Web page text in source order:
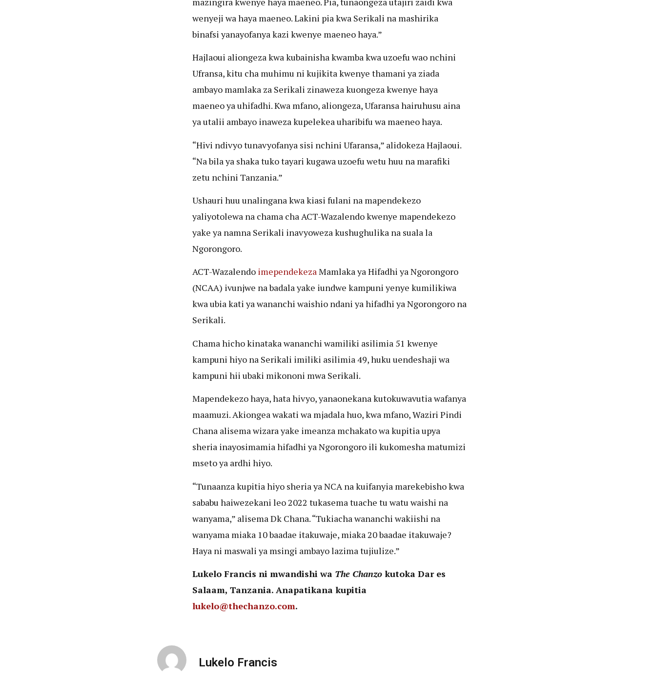
wenyeji wa haya maeneo. Lakini pia kwa Serikali na mashirika
binafsi yanayofanya kazi kwenye maeneo haya.”
Hajlaoui aliongeza kwa kubainisha kwamba kwa uzoefu wao nchini
Ufransa, kitu cha muhimu ni kujikita kwenye thamani ya ziada
ambayo mamlaka za Serikali zinaweza kuongeza kwenye haya
maeneo ya uhifadhi. Kwa mfano, aliongeza, Ufaransa hairuhusu aina
ya utalii ambayo inaweza kupelekea uharibifu wa maeneo haya.
“Hivi ndivyo tunavyofanya sisi nchini Ufaransa,” alidokeza Hajlaoui.
“Na bila ya shaka tuko tayari kugawa uzoefu wetu huu na marafiki
zetu nchini Tanzania.”
Ushauri huu unalingana kwa kiasi fulani na mapendekezo
yaliyotolewa na chama cha ACT-Wazalendo kwenye mapendekezo
yake ya namna Serikali inavyoweza kushughulika na suala la
Ngorongoro.
ACT-Wazalendo imependekezaMamlaka ya Hifadhi ya Ngorongoro
(NCAA) ivunjwe na badala yake iundwe kampuni yenye kumilikiwa
kwa ubia kati ya wananchi waishio ndani ya hifadhi ya Ngorongoro na
Serikali.
Chama hicho kinataka wananchi wamiliki asilimia 51 kwenye
kampuni hiyo na Serikali imiliki asilimia 49, huku uendeshaji wa
kampuni hii ubaki mikononi mwa Serikali.
Mapendekezo haya, hata hivyo, yanaonekana kutokuwavutia wafanya
maamuzi. Akiongea wakati wa mjadala huo, kwa mfano, Waziri Pindi
Chana alisema wizara yake imeanza mchakato wa kupitia upya
sheria inayosimamia hifadhi ya Ngorongoro ili kukomesha matumizi
mseto ya ardhi hiyo.
“Tunaanza kupitia hiyo sheria ya NCA na kuifanyia marekebisho kwa
sababu haiwezekani leo 2022 tukasema tuache tu watu waishi na
wanyama,” alisema Dk Chana. “Tukiacha wananchi wakiishi na
wanyama miaka 10 baadae itakuwaje, miaka 20 baadae itakuwaje?
Haya ni maswali ya msingi ambayo lazima tujiulize.”
Lukelo Francis ni mwandishi wa The Chanzokutoka Dar es
Salaam, Tanzania. Anapatikana kupitia
lukelo@thechanzo.com.
Lukelo Francis